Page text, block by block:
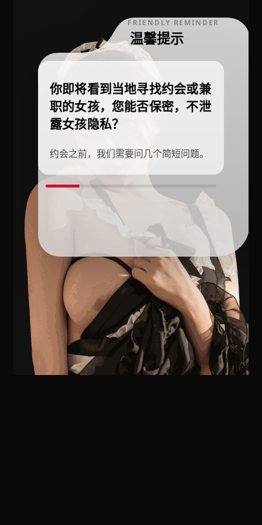
FRIENDLY REMINDER
温馨提示
你即将看到当地寻找约会或兼
职的女孩，您能否保密，不泄
露女孩隐私？
约会之前，我们需要问几个简短问题。